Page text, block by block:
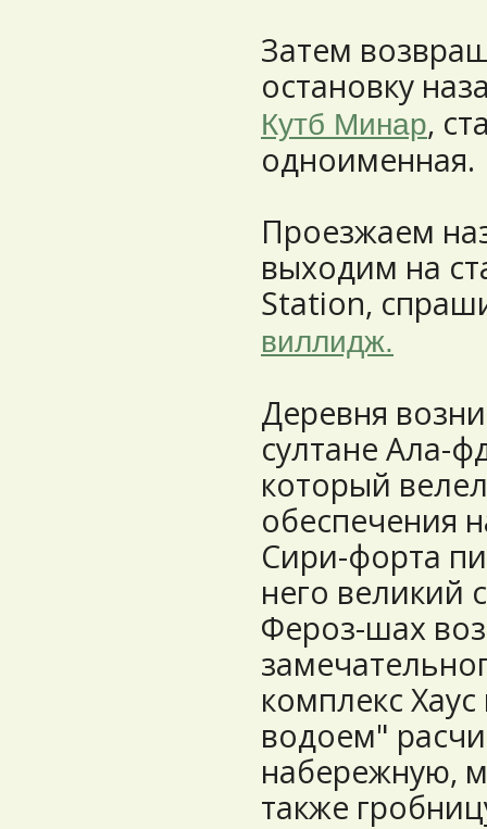
Затем
остановку
Кутб Минар,
одноименная.
Проезжаем
выходим на
Station,
виллидж.
Деревня
султане Ала-
который
обеспечения
Сири-форта
него великий
Фероз-шах
комплекс
водоем"
набережную,
также